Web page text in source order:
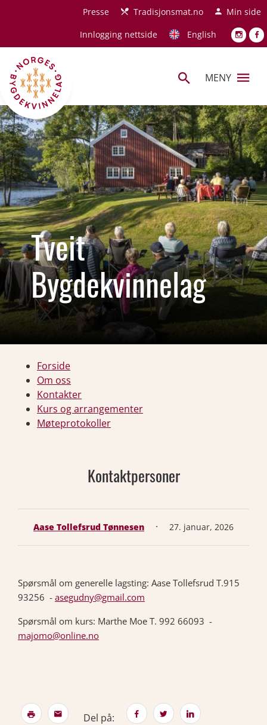
Hopp til hovedinnholdPresse Tradisjonsmat.no
Min side
Innlogging nettside
English
MENY
Tveit
Bygdekvinnelag
Forside
Om oss
Kontakter
Kurs og arrangementer
Møteprotokoller
Kontaktpersoner
Aase Tollefsrud Tønnesen · 27. januar, 2026
Spørsmål om generelle lagsting: Aase Tollefsrud T.915
93256 - asegudny@gmail.com
Spørsmål om kurs: Marthe Moe T. 992 66093 -
majomo@online.no
Del på: